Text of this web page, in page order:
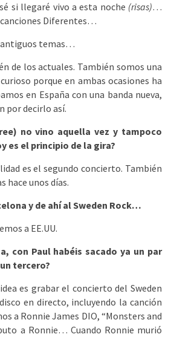
si llegaré vivo a esta noche (risas)…
Diferentes…
antiguos temas…
de los actuales. También somos una
porque en ambas ocasiones ha
en España con una banda nueva,
por decirlo así.
no vino aquella vez y tampoco
es el principio de la gira?
es el segundo concierto. También
hace unos días.
y de ahí al Sweden Rock…
a EE.UU.
con Paul habéis sacado ya un par
tercero?
es grabar el concierto del Sweden
en directo, incluyendo la canción
a Ronnie James DIO, “Monsters and
a Ronnie… Cuando Ronnie murió